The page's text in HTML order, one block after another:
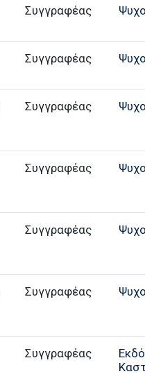
Συγγραφέας
Συγγραφέας
Συγγραφέας
Συγγραφέας
Συγγραφέας
Συγγραφέας
Συγγραφέας